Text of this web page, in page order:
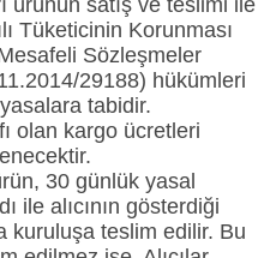
ürünün satış ve teslimi ile
Tüketicinin Korunması
Sözleşmeler
29188) hükümleri
tabidir.
olan kargo ücretleri
30 günlük yasal
ile alıcının gösterdiği
kuruluşa teslim edilir. Bu